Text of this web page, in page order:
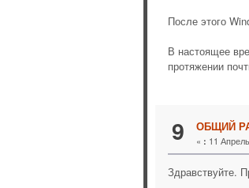
После этого
В настоящее
протяжении
9 ОБЩИЙ
« : 11
Здравствуйте.